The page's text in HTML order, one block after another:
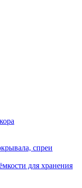
спреи
для хранения